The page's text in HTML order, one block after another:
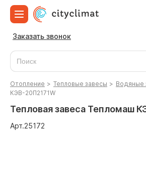
Заказать звонок
Отопление > Тепловые завесы > Водяные
КЭВ-20П2171W
Тепловая завеса Тепломаш
Арт.25172